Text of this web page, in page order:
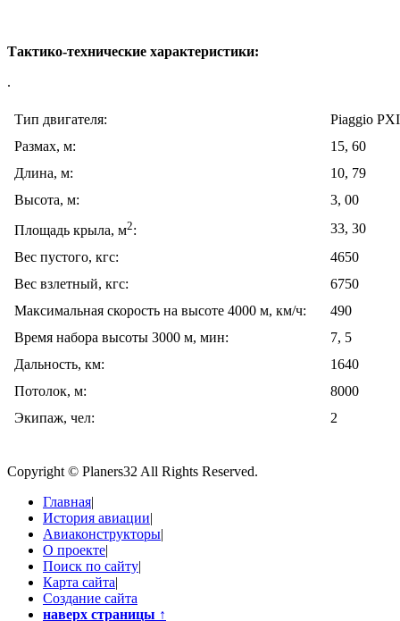
Тактико-технические характеристики:
.
Тип двигателя:
Piaggio
Размах, м:
15, 60
Длина, м:
10, 79
Высота, м:
3, 00
Площадь крыла, м2:
33, 30
Вес пустого, кгс:
4650
Вес взлетный, кгс:
6750
Максимальная скорость на высоте 4000 м, км/ч:
490
Время набора высоты 3000 м, мин:
7, 5
Дальность, км:
1640
Потолок, м:
8000
Экипаж, чел:
2
Copyright © Planers32 All Rights Reserved.
Главная|
История авиации|
Авиаконструкторы|
О проекте|
Поиск по сайту|
Карта сайта|
Создание сайта
наверх страницы ↑